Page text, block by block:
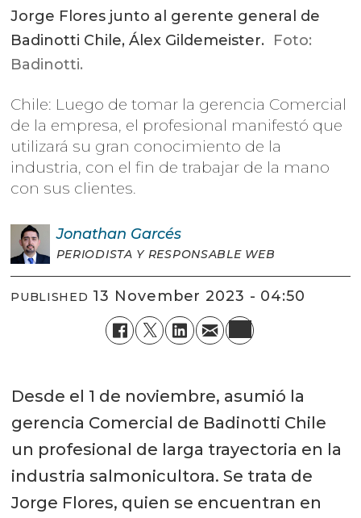
Jorge Flores junto al gerente general de
Badinotti Chile, Álex Gildemeister. Foto:
Badinotti.
Chile: Luego de tomar la gerencia Comercial
de la empresa, el profesional manifestó que
utilizará su gran conocimiento de la
industria, con el fin de trabajar de la mano
con sus clientes.
Jonathan Garcés
PERIODISTA Y RESPONSABLE WEB
PUBLISHED 13 November 2023 - 04:50
Desde el 1 de noviembre, asumió la
gerencia Comercial de Badinotti Chile
un profesional de larga trayectoria en la
industria salmonicultora. Se trata de
Jorge Flores, quien se encuentran en